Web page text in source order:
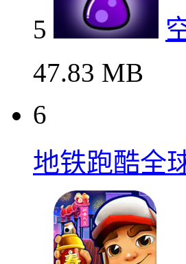
5
47.83 MB
6
地铁跑酷全